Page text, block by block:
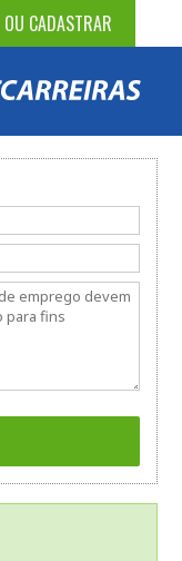
OU CADASTRAR